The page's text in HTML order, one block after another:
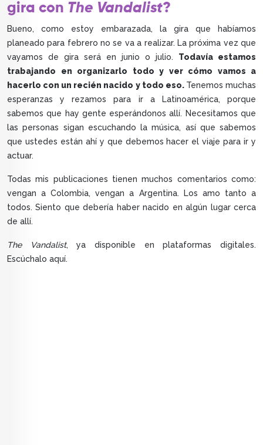
gira con The Vandalist?
Bueno, como estoy embarazada, la gira que habíamos
planeado para febrero no se va a realizar. La próxima vez que
vayamos de gira será en junio o julio. Todavía estamos
trabajando en organizarlo todo y ver cómo vamos a
hacerlo con un recién nacido y todo eso. Tenemos muchas
esperanzas y rezamos para ir a Latinoamérica, porque
sabemos que hay gente esperándonos allí. Necesitamos que
las personas sigan escuchando la música, así que sabemos
que ustedes están ahí y que debemos hacer el viaje para ir y
actuar.
Todas mis publicaciones tienen muchos comentarios como:
vengan a Colombia, vengan a Argentina. Los amo tanto a
todos. Siento que debería haber nacido en algún lugar cerca
de allí.
The Vandalist, ya disponible en plataformas digitales.
Escúchalo aquí.